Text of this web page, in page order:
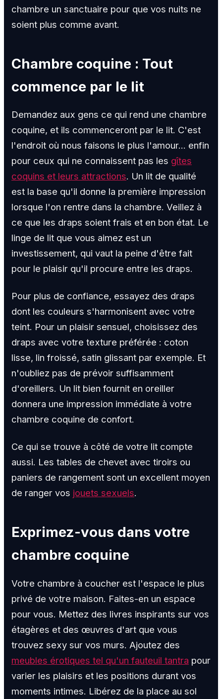
chambre un sanctuaire pour que vos nuits ne
soient plus comme avant.
Chambre coquine : Tout
commence par le lit
Demandez aux gens ce qui rend une chambre
coquine, et ils commenceront par le lit. C'est
l'endroit où nous faisons le plus l'amour... enfin
pour ceux qui ne connaissent pas les gîtes
coquins et leurs attractions. Un lit de qualité
est la base qu'il donne la première impression
lorsque l'on rentre dans la chambre. Veillez à
ce que les draps soient frais et en bon état. Le
linge de lit que vous aimez est un
investissement, qui vaut la peine d'être fait
pour le plaisir qu'il procure entre les draps.
Pour plus de confiance, essayez des draps
dont les couleurs s'harmonisent avec votre
teint. Pour un plaisir sensuel, choisissez des
draps avec votre texture préférée : coton
lisse, lin froissé, satin glissant par exemple. Et
n'oubliez pas de prévoir suffisamment
d'oreillers. Un lit bien fournit en oreiller
donnera une impression immédiate à votre
chambre coquine de confort.
Ce qui se trouve à côté de votre lit compte
aussi. Les tables de chevet avec tiroirs ou
paniers de rangement sont un excellent moyen
de ranger vos jouets sexuels.
Exprimez-vous dans votre
chambre coquine
Votre chambre à coucher est l'espace le plus
privé de votre maison. Faites-en un espace
pour vous. Mettez des livres inspirants sur vos
étagères et des œuvres d'art que vous
trouvez sexy sur vos murs. Ajoutez des
meubles érotiques tel qu'un fauteuil tantra pour
varier les plaisirs et les positions durant vos
moments intimes. Libérez de la place au sol